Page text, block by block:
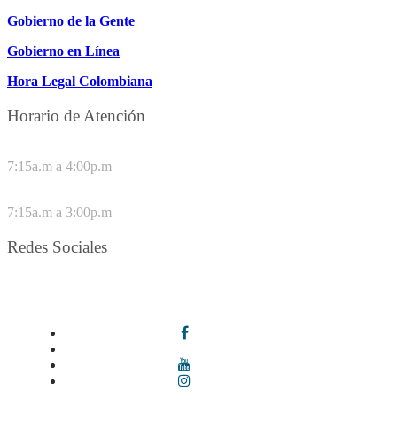
Gobierno de la Gente
Gobierno en Línea
Hora Legal Colombiana
Horario de Atención
7:15a.m a 4:00p.m
7:15a.m a 3:00p.m
Redes Sociales